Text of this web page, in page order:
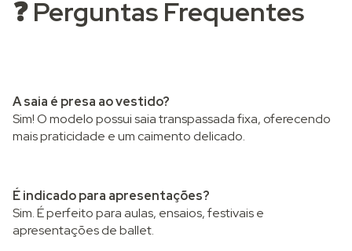
❓ Perguntas Frequentes
A saia é presa ao vestido?
Sim! O modelo possui saia transpassada fixa, oferecendo
mais praticidade e um caimento delicado.
É indicado para apresentações?
Sim. É perfeito para aulas, ensaios, festivais e
apresentações de ballet.